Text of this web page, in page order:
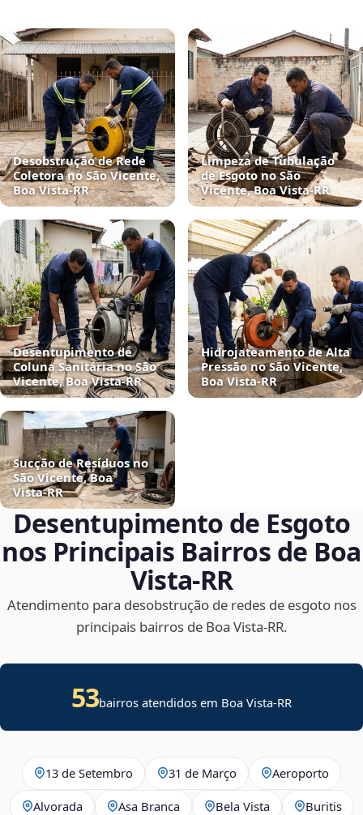
Desobstrução de Rede
Coletora no São Vicente,
Boa Vista‑RR
Limpeza de Tubulação
de Esgoto no São
Vicente, Boa Vista‑RR
Desentupimento de
Coluna Sanitária no São
Vicente, Boa Vista‑RR
Hidrojateamento de Alta
Pressão no São Vicente,
Boa Vista‑RR
Sucção de Resíduos no
São Vicente, Boa
Vista‑RR
Desentupimento de Esgoto
nos Principais Bairros de Boa
Vista‑RR
Atendimento para desobstrução de redes de esgoto nos
principais bairros de Boa Vista‑RR.
53bairros atendidos em Boa Vista-RR
13 de Setembro 31 de Março Aeroporto
Alvorada Asa Branca Bela Vista Buritis